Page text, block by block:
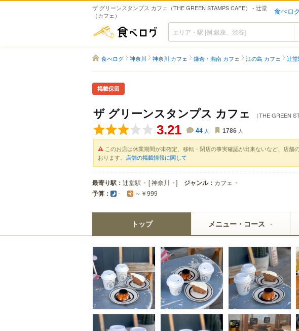
ザ グリーンスタンプス カフェ（THE GREEN STAMPS CAFE） - 辻堂
（カフェ）
食べロ
食べログ
食べログ 神奈川 神奈川 カフェ 鎌倉・湘南 カフェ 江の島 カフェ 辻
掲載保留
ザ グリーンスタンプス カフェ （THE GREEN
3.21 44 人 1786 人
このお店は休業期間が未確定、移転・閉店の事実確認が出来ないなど、店舗
おります。 店舗の掲載情報に関して
最寄り駅： 辻堂駅 [神奈川 ] ジャンル： カフェ
予算： - ～￥999
トップ メニュー・コース